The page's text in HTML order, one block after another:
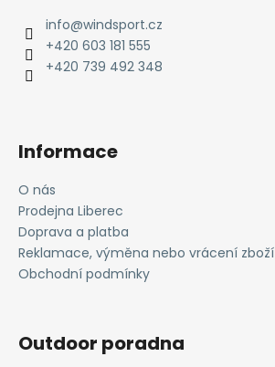
info@windsport.cz
+420 603 181 555
+420 739 492 348
Informace
O nás
Prodejna Liberec
Doprava a platba
Reklamace, výměna nebo vrácení zboží
Obchodní podmínky
Outdoor poradna